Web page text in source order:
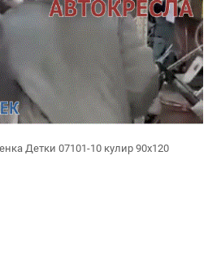
Детки 07101-10 кулир 90х120